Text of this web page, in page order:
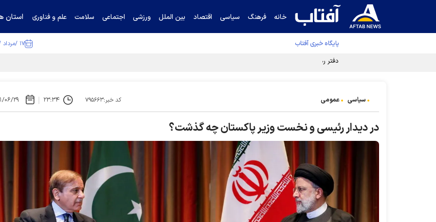
خانه فرهنگ سیاسی اقتصاد بین الملل ورزشی اجتماعی سلامت علم و فناوری استان
پایگاه خبری آفتاب ۱۷ /مرداد /۱۴۰۵
دفتر رهبر انقلاب ادعای خرازی درباره پزشکیان را تکذیب کرد
سیاسی عمومی کد خبر:۷۹۵۶۶۳ ۲۳:۳۴ ۱۴۰۱/
در دیدار رئیسی و نخست ‌وزیر پاکستان چه گذشت؟